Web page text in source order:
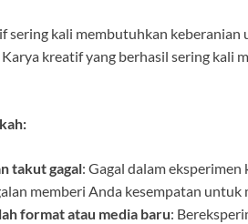
sering kali membutuhkan
kreatif yang berhasil sering kali
takut gagal: Gagal dalam
memberi Anda kesempatan
format atau media baru: